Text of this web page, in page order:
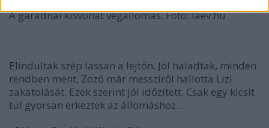
A garadnai kisvonat végállomás. Fotó: laev.hu
Elindultak szép lassan a lejtőn. Jól haladtak, minden
rendben ment, Zozó már messziről hallotta Lizi
zakatolását. Ezek szerint jól időzített. Csak egy kicsit
túl gyorsan érkeztek az állomáshoz...